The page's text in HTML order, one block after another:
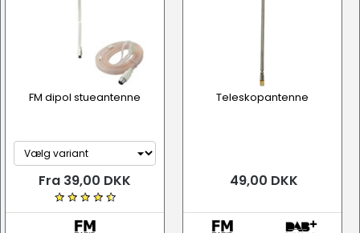
FM dipol stueantenne
Fra 39,00 DKK
Teleskopantenne
49,00 DKK